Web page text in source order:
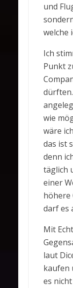
und
welche
Ich
Punkt
wie
wäre
das ist
denn
täglich
einer
höhere
darf es
Mit
laut
kaufen
es